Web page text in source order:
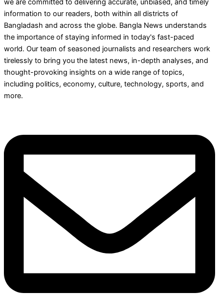
we are committed to delivering accurate, unbiased, and timely
information to our readers, both within all districts of
Bangladash and across the globe. Bangla News understands
the importance of staying informed in today's fast-paced
world. Our team of seasoned journalists and researchers work
tirelessly to bring you the latest news, in-depth analyses, and
thought-provoking insights on a wide range of topics,
including politics, economy, culture, technology, sports, and
more.